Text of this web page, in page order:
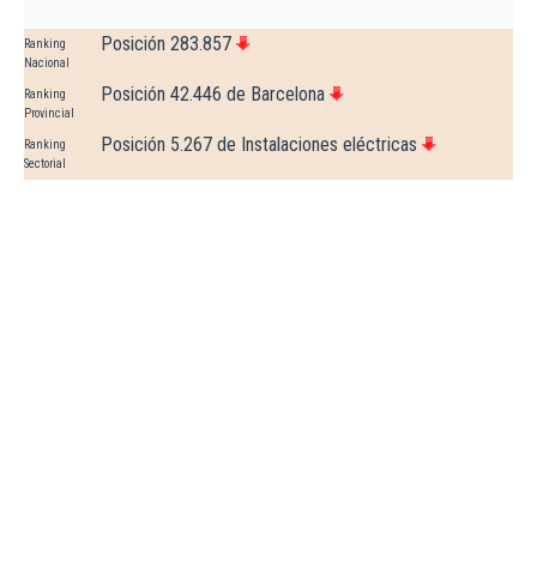
Ranking
Nacional
Posición 283.857
Ranking
Provincial
Posición 42.446 de Barcelona
Ranking
Sectorial
Posición 5.267 de Instalaciones eléctricas